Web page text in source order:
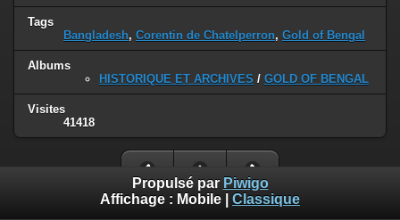
Tags
Bangladesh, Corentin de Chatelperron, Gold of Bengal
Albums
HISTORIQUE ET ARCHIVES / GOLD OF BENGAL
Visites
41418
Propulsé par Piwigo
Affichage : Mobile Classique